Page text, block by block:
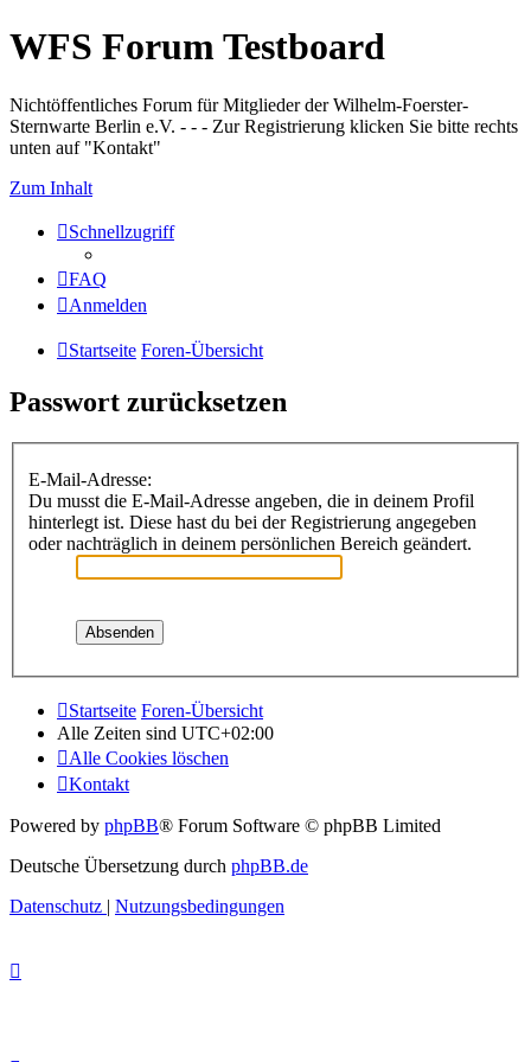
WFS Forum Testboard
Nichtöffentliches Forum für Mitglieder der Wilhelm-Foerster-
Sternwarte Berlin e.V. - - - Zur Registrierung klicken Sie bitte rechts
unten auf "Kontakt"
Zum Inhalt
Schnellzugriff
FAQ
Anmelden
Startseite Foren-Übersicht
Passwort zurücksetzen
E-Mail-Adresse:
Du musst die E-Mail-Adresse angeben, die in deinem Profil
hinterlegt ist. Diese hast du bei der Registrierung angegeben
oder nachträglich in deinem persönlichen Bereich geändert.
Startseite Foren-Übersicht
Alle Zeiten sind UTC+02:00
Alle Cookies löschen
Kontakt
Powered by phpBB® Forum Software © phpBB Limited
Deutsche Übersetzung durch phpBB.de
Datenschutz | Nutzungsbedingungen